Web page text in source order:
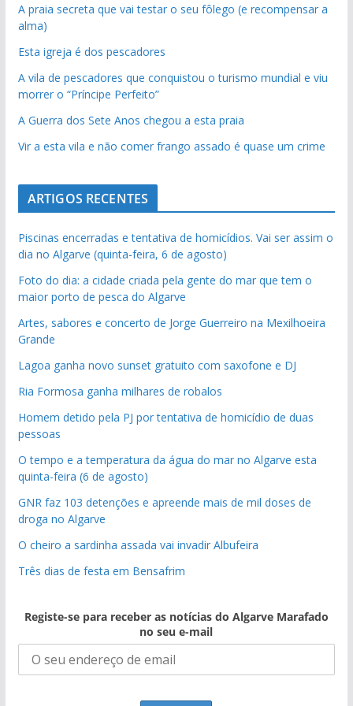
A praia secreta que vai testar o seu fôlego (e recompensar a
alma)
Esta igreja é dos pescadores
A vila de pescadores que conquistou o turismo mundial e viu
morrer o “Príncipe Perfeito”
A Guerra dos Sete Anos chegou a esta praia
Vir a esta vila e não comer frango assado é quase um crime
ARTIGOS RECENTES
Piscinas encerradas e tentativa de homicídios. Vai ser assim o
dia no Algarve (quinta-feira, 6 de agosto)
Foto do dia: a cidade criada pela gente do mar que tem o
maior porto de pesca do Algarve
Artes, sabores e concerto de Jorge Guerreiro na Mexilhoeira
Grande
Lagoa ganha novo sunset gratuito com saxofone e DJ
Ria Formosa ganha milhares de robalos
Homem detido pela PJ por tentativa de homicídio de duas
pessoas
O tempo e a temperatura da água do mar no Algarve esta
quinta-feira (6 de agosto)
GNR faz 103 detenções e apreende mais de mil doses de
droga no Algarve
O cheiro a sardinha assada vai invadir Albufeira
Três dias de festa em Bensafrim
Registe-se para receber as notícias do Algarve Marafado
no seu e-mail